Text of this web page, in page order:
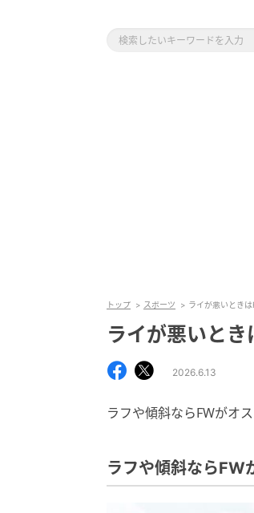
トップ スポーツ ライが悪いとき
ライが悪いと
2026.6.13
ラフや傾斜ならFWがオ
ラフや傾斜ならFW